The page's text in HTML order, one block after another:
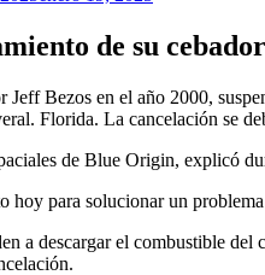
de su
Bezos en el año 2000,
Florida. La cancelación se
de Blue Origin, explicó
hoy para solucionar un
a descargar el combustible